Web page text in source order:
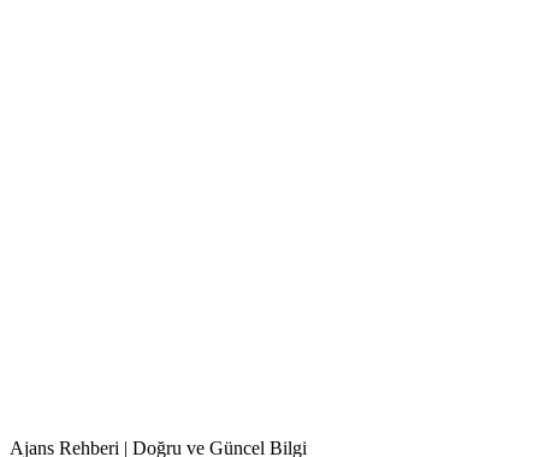
Ajans Rehberi | Doğru ve Güncel Bilgi